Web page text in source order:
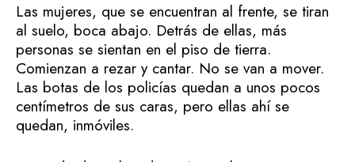
Las mujeres, que se encuentran al frente, se tiran
al suelo, boca abajo. Detrás de ellas, más
personas se sientan en el piso de tierra.
Comienzan a rezar y cantar. No se van a mover.
Las botas de los policías quedan a unos pocos
centímetros de sus caras, pero ellas ahí se
quedan, inmóviles.